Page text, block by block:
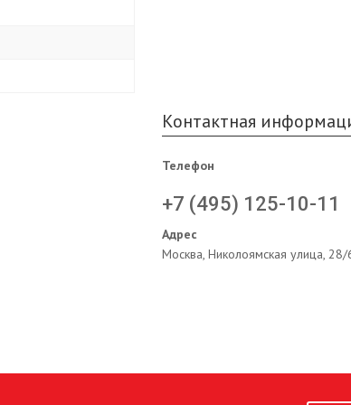
Контактная
Телефон
+7 (495) 125-10-11
Адрес
Москва, Николоямская улица, 28/